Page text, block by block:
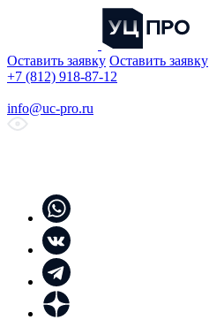
Оставить заявку Оставить заявку
+7 (812) 918-87-12
info@uc-pro.ru